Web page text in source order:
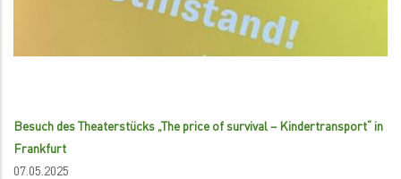
Besuch des Theaterstücks „The price of survival – Kindertransport“ in
Frankfurt
07.05.2025